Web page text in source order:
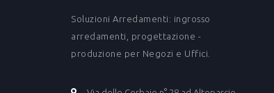
Soluzioni Arredamenti: ingrosso
arredamenti, progettazione -
produzione per Negozi e Uffici.